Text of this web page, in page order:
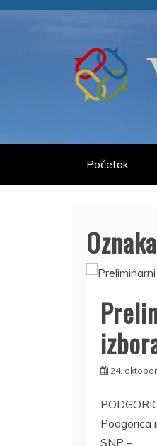
Skip
Početak
24. oktobar
Podgorica
SNP –